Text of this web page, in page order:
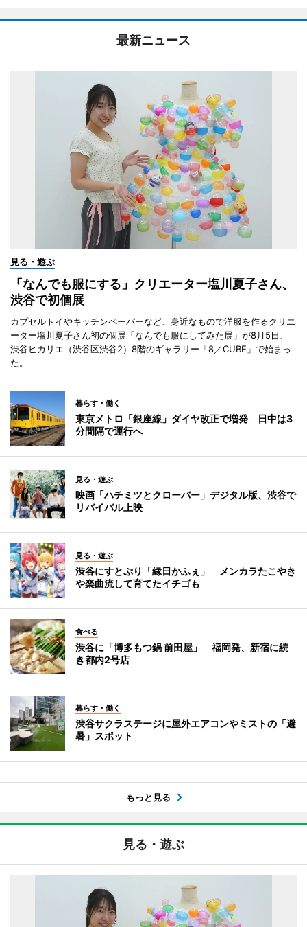
最新ニュース
見る・遊ぶ
「なんでも服にする」クリエーター塩川夏子さん、
渋谷で初個展
カプセルトイやキッチンペーパーなど、身近なもので洋服を作るクリエ
ーター塩川夏子さん初の個展「なんでも服にしてみた展」が8月5日、
渋谷ヒカリエ（渋谷区渋谷2）8階のギャラリー「8／CUBE」で始まっ
た。
暮らす・働く
東京メトロ「銀座線」ダイヤ改正で増発 日中は3
分間隔で運行へ
見る・遊ぶ
映画「ハチミツとクローバー」デジタル版、渋谷で
リバイバル上映
見る・遊ぶ
渋谷にすとぷり「縁日かふぇ」 メンカラたこやき
や楽曲流して育てたイチゴも
食べる
渋谷に「博多もつ鍋 前田屋」 福岡発、新宿に続
き都内2号店
暮らす・働く
渋谷サクラステージに屋外エアコンやミストの「避
暑」スポット
もっと見る
見る・遊ぶ